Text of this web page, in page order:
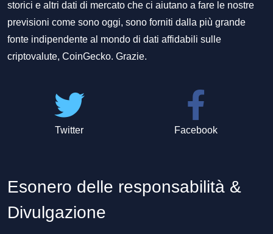
storici e altri dati di mercato che ci aiutano a fare le nostre
previsioni come sono oggi, sono forniti dalla più grande
fonte indipendente al mondo di dati affidabili sulle
criptovalute, CoinGecko. Grazie.
Twitter Facebook
Esonero delle responsabilità &
Divulgazione